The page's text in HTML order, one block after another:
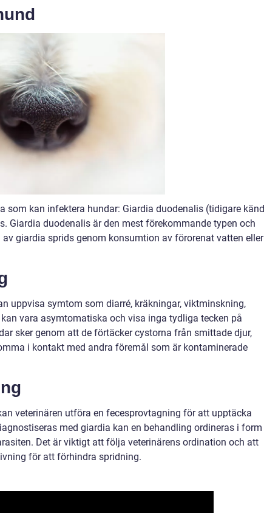
som kan infektera hundar: Giardia duodenalis (tidigare känd
Giardia duodenalis är den mest förekommande typen och
giardia sprids genom konsumtion av förorenat vatten eller
uppvisa symtom som diarré, kräkningar, viktminskning,
vara asymtomatiska och visa inga tydliga tecken på
sker genom att de förtäcker cystorna från smittade djur,
i kontakt med andra föremål som är kontaminerade
veterinären utföra en fecesprovtagning för att upptäcka
med giardia kan en behandling ordineras i form
Det är viktigt att följa veterinärens ordination och att
för att förhindra spridning.